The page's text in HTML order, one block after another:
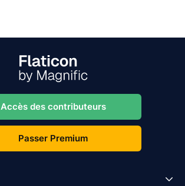
Accès des contributeurs
Passer Premium